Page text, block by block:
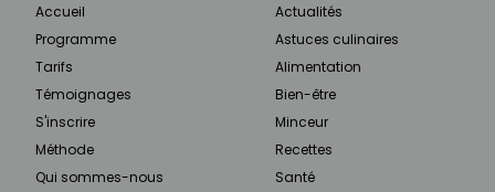
Accueil
Programme
Tarifs
Témoignages
S'inscrire
Méthode
Qui sommes-nous
Actualités
Astuces culinaires
Alimentation
Bien-être
Minceur
Recettes
Santé